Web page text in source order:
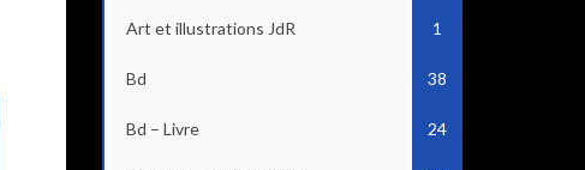
Art et illustrations JdR 1
Bd 38
Bd – Livre 24